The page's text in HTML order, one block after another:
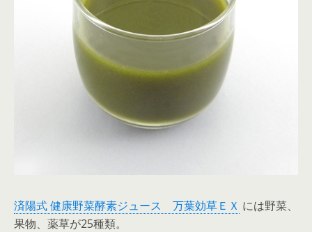
済陽式 健康野菜酵素ジュース 万葉効草ＥＸ には野菜、
果物、薬草が25種類。